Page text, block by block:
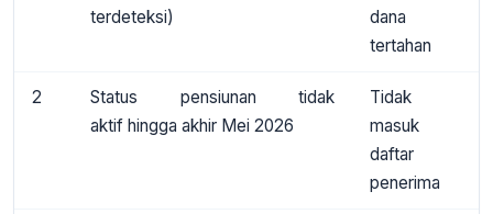
terdeteksi)
dana
tertahan
2
Status pensiunan tidak
aktif hingga akhir Mei 2026
Tidak
masuk
daftar
penerima